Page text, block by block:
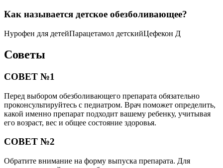
Как называется детское обезболивающее?
Нурофен для детейПарацетамол детскийЦефекон Д
Советы
СОВЕТ №1
Перед выбором обезболивающего препарата обязательно
проконсультируйтесь с педиатром. Врач поможет определить,
какой именно препарат подходит вашему ребенку, учитывая
его возраст, вес и общее состояние здоровья.
СОВЕТ №2
Обратите внимание на форму выпуска препарата. Для